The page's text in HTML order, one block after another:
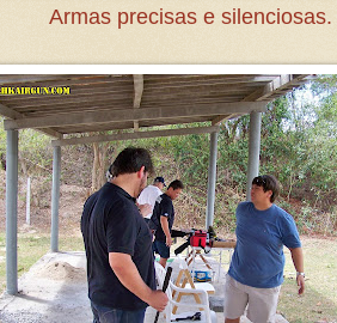
Armas precisas e silenciosas.